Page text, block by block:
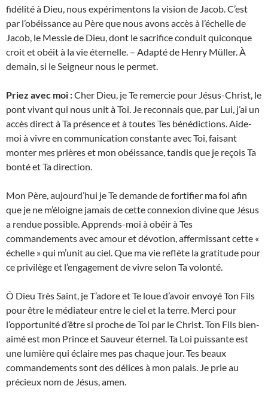
fidélité à Dieu, nous expérimentons la vision de Jacob. C’est
par l’obéissance au Père que nous avons accès à l’échelle de
Jacob, le Messie de Dieu, dont le sacrifice conduit quiconque
croit et obéit à la vie éternelle. – Adapté de Henry Müller. À
demain, si le Seigneur nous le permet.
Priez avec moi :Cher Dieu, je Te remercie pour Jésus-Christ, le
pont vivant qui nous unit à Toi. Je reconnais que, par Lui, j’ai un
accès direct à Ta présence et à toutes Tes bénédictions. Aide-
moi à vivre en communication constante avec Toi, faisant
monter mes prières et mon obéissance, tandis que je reçois Ta
bonté et Ta direction.
Mon Père, aujourd’hui je Te demande de fortifier ma foi afin
que je ne m’éloigne jamais de cette connexion divine que Jésus
a rendue possible. Apprends-moi à obéir à Tes
commandements avec amour et dévotion, affermissant cette «
échelle » qui m’unit au ciel. Que ma vie reflète la gratitude pour
ce privilège et l’engagement de vivre selon Ta volonté.
Ô Dieu Très Saint, je T’adore et Te loue d’avoir envoyé Ton Fils
pour être le médiateur entre le ciel et la terre. Merci pour
l’opportunité d’être si proche de Toi par le Christ. Ton Fils bien-
aimé est mon Prince et Sauveur éternel. Ta Loi puissante est
une lumière qui éclaire mes pas chaque jour. Tes beaux
commandements sont des délices à mon palais. Je prie au
précieux nom de Jésus, amen.